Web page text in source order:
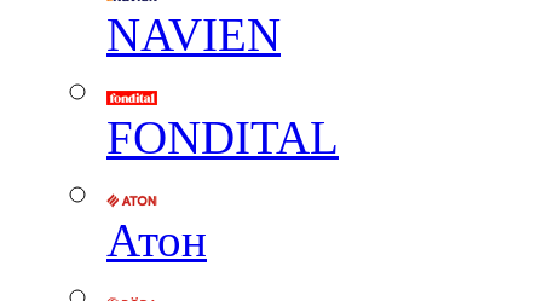
NAVIEN
FONDITAL
Атон